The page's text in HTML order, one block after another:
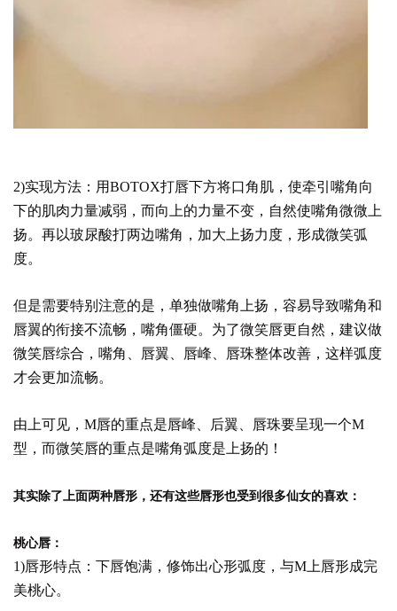
2)实现方法：用BOTOX打唇下方将口角肌，使牵引嘴角向
下的肌肉力量减弱，而向上的力量不变，自然使嘴角微微上
扬。再以玻尿酸打两边嘴角，加大上扬力度，形成微笑弧
度。
但是需要特别注意的是，单独做嘴角上扬，容易导致嘴角和
唇翼的衔接不流畅，嘴角僵硬。为了微笑唇更自然，建议做
微笑唇综合，嘴角、唇翼、唇峰、唇珠整体改善，这样弧度
才会更加流畅。
由上可见，M唇的重点是唇峰、后翼、唇珠要呈现一个M
型，而微笑唇的重点是嘴角弧度是上扬的！
其实除了上面两种唇形，还有这些唇形也受到很多仙女的喜欢：
桃心唇：
1)唇形特点：下唇饱满，修饰出心形弧度，与M上唇形成完
美桃心。